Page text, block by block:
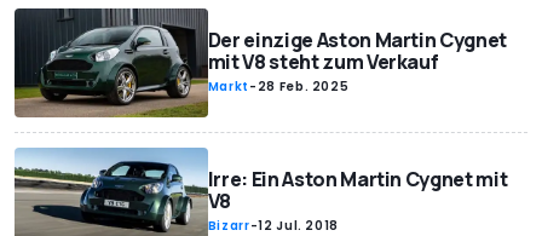
Der einzige Aston Martin Cygnet
mit V8 steht zum Verkauf
Markt - 28 Feb. 2025
Irre: Ein Aston Martin Cygnet mit
V8
Bizarr-12 Jul. 2018